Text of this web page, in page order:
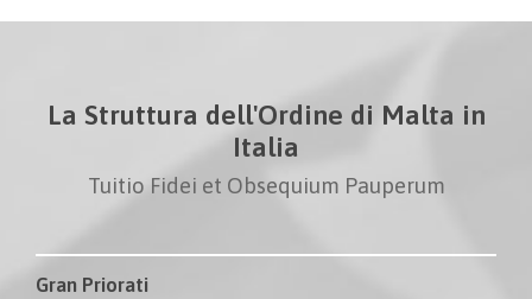
La Struttura dell'Ordine di Malta in
Italia
Tuitio Fidei et Obsequium Pauperum
Gran Priorati